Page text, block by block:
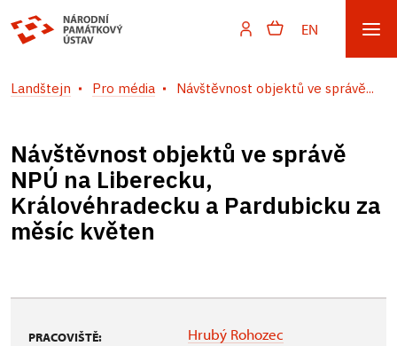
EN
Landštejn Pro média Návštěvnost objektů ve správě...
Návštěvnost objektů ve správě
NPÚ na Liberecku,
Královéhradecku a Pardubicku za
měsíc květen
PRACOVIŠTĚ: Hrubý Rohozec